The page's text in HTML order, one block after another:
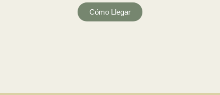
Cómo Llegar